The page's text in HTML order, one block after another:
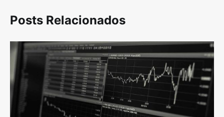
Posts Relacionados